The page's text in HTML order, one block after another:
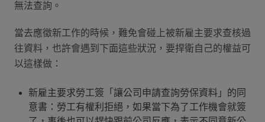
無法查詢。
當去應徵新工作的時候，難免會碰上被新雇主要求查核過
往資料，也許會遇到下面這些狀況，要捍衛自己的權益可
以這樣做：
新雇主要求勞工簽「讓公司申請查詢勞保資料」的同
意書：勞工有權利拒絕，如果當下為了工作機會就簽